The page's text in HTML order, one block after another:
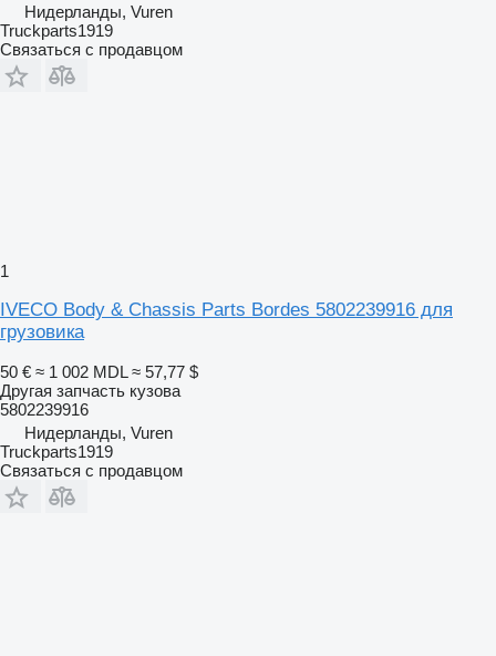
Нидерланды, Vuren
Truckparts1919
Связаться с продавцом
1
IVECO Body & Chassis Parts Bordes 5802239916 для
грузовика
50 € ≈ 1 002 MDL ≈ 57,77 $
Другая запчасть кузова
5802239916
Нидерланды, Vuren
Truckparts1919
Связаться с продавцом